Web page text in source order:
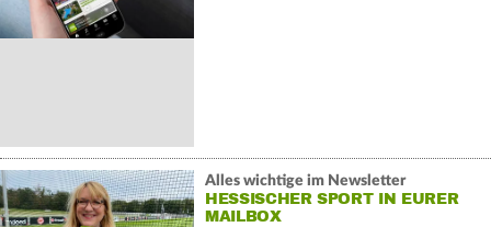
Alles wichtige im Newsletter
HESSISCHER SPORT IN EURER
MAILBOX